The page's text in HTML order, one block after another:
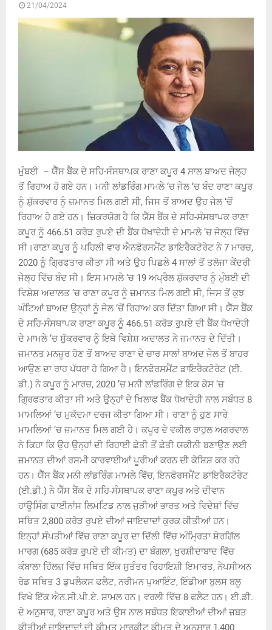
21/04/2024
ਮੁੰਬਈ – ਯੈੱਸ ਬੈਂਕ ਦੇ ਸਹਿ-ਸੰਸਥਾਪਕ ਰਾਣਾ ਕਪੂਰ 4 ਸਾਲ ਬਾਅਦ ਜੇਲ੍ਹ
ਤੋਂ ਰਿਹਾਅ ਹੋ ਗਏ ਹਨ। ਮਨੀ ਲਾਂਡਰਿੰਗ ਮਾਮਲੇ ‘ਚ ਜੇਲ ‘ਚ ਬੰਦ ਰਾਣਾ ਕਪੂਰ
ਨੂੰ ਸ਼ੁੱਕਰਵਾਰ ਨੂੰ ਜ਼ਮਾਨਤ ਮਿਲ ਗਈ ਸੀ, ਜਿਸ ਤੋਂ ਬਾਅਦ ਉਹ ਜੇਲ ‘ਚੋਂ
ਰਿਹਾਅ ਹੋ ਗਏ ਹਨ। ਜ਼ਿਕਰਯੋਗ ਹੈ ਕਿ ਯੈੱਸ ਬੈਂਕ ਦੇ ਸਹਿ-ਸੰਸਥਾਪਕ ਰਾਣਾ
ਕਪੂਰ ਨੂੰ 466.51 ਕਰੋੜ ਰੁਪਏ ਦੀ ਬੈਂਕ ਧੋਖਾਦੇਹੀ ਦੇ ਮਾਮਲੇ ’ਚ ਜੇਲ੍ਹ ਵਿੱਚ
ਸੀ।ਰਾਣਾ ਕਪੂਰ ਨੂੰ ਪਹਿਲੀ ਵਾਰ ਐਨਫੋਰਸਮੈਂਟ ਡਾਇਰੈਕਟੋਰੇਟ ਨੇ 7 ਮਾਰਚ,
2020 ਨੂੰ ਗਿ੍ਰਫਤਾਰ ਕੀਤਾ ਸੀ ਅਤੇ ਉਹ ਪਿਛਲੇ 4 ਸਾਲਾਂ ਤੋਂ ਤਲੋਜਾ ਕੇਂਦਰੀ
ਜੇਲ੍ਹ ਵਿੱਚ ਬੰਦ ਸੀ। ਇਸ ਮਾਮਲੇ ‘ਚ 19 ਅਪ੍ਰੈਲ ਸ਼ੁੱਕਰਵਾਰ ਨੂੰ ਮੁੰਬਈ ਦੀ
ਵਿਸ਼ੇਸ਼ ਅਦਾਲਤ ‘ਚ ਰਾਣਾ ਕਪੂਰ ਨੂੰ ਜ਼ਮਾਨਤ ਮਿਲ ਗਈ ਸੀ, ਜਿਸ ਤੋਂ ਕੁਝ
ਘੰਟਿਆਂ ਬਾਅਦ ਉਨ੍ਹਾਂ ਨੂੰ ਜੇਲ ‘ਚੋਂ ਰਿਹਾਅ ਕਰ ਦਿੱਤਾ ਗਿਆ ਸੀ। ਯੈੱਸ ਬੈਂਕ
ਦੇ ਸਹਿ-ਸੰਸਥਾਪਕ ਰਾਣਾ ਕਪੂਰ ਨੂੰ 466.51 ਕਰੋੜ ਰੁਪਏ ਦੀ ਬੈਂਕ ਧੋਖਾਦੇਹੀ
ਦੇ ਮਾਮਲੇ ’ਚ ਸ਼ੁੱਕਰਵਾਰ ਨੂੰ ਇਥੇ ਵਿਸ਼ੇਸ਼ ਅਦਾਲਤ ਨੇ ਜ਼ਮਾਨਤ ਦੇ ਦਿੱਤੀ।
ਜ਼ਮਾਨਤ ਮਨਜ਼ੂਰ ਹੋਣ ਤੋਂ ਬਾਅਦ ਰਾਣਾ ਦੇ ਚਾਰ ਸਾਲਾਂ ਬਾਅਦ ਜੇਲ ਤੋਂ ਬਾਹਰ
ਆਉਣ ਦਾ ਰਾਹ ਪੱਧਰਾ ਹੋ ਗਿਆ ਹੈ। ਇਨਫੋਰਸਮੈਂਟ ਡਾਇਰੈਕਟੋਰੇਟ (ਈ.
ਡੀ.) ਨੇ ਕਪੂਰ ਨੂੰ ਮਾਰਚ, 2020 ’ਚ ਮਨੀ ਲਾਂਡਰਿੰਗ ਦੇ ਇਕ ਕੇਸ ’ਚ
ਗਿ੍ਰਫਤਾਰ ਕੀਤਾ ਸੀ ਅਤੇ ਉਨ੍ਹਾਂ ਦੇ ਖਿਲਾਫ ਬੈਂਕ ਧੋਖਾਦੇਹੀ ਨਾਲ ਸਬੰਧਤ 8
ਮਾਮਲਿਆਂ ’ਚ ਮੁਕੱਦਮਾ ਦਰਜ ਕੀਤਾ ਗਿਆ ਸੀ। ਰਾਣਾ ਨੂੰ ਹੁਣ ਸਾਰੇ
ਮਾਮਲਿਆਂ ’ਚ ਜ਼ਮਾਨਤ ਮਿਲ ਗਈ ਹੈ। ਕਪੂਰ ਦੇ ਵਕੀਲ ਰਾਹੁਲ ਅਗਰਵਾਲ
ਨੇ ਕਿਹਾ ਕਿ ਉਹ ਉਨ੍ਹਾਂ ਦੀ ਰਿਹਾਈ ਛੇਤੀ ਤੋਂ ਛੇਤੀ ਯਕੀਨੀ ਬਣਾਉਣ ਲਈ
ਜ਼ਮਾਨਤ ਦੀਆਂ ਰਸਮੀ ਕਾਰਵਾਈਆਂ ਪੂਰੀਆਂ ਕਰਨ ਦੀ ਕੋਸ਼ਿਸ਼ ਕਰ ਰਹੇ
ਹਨ। ਯੈੱਸ ਬੈਂਕ ਮਨੀ ਲਾਂਡਰਿੰਗ ਮਾਮਲੇ ਵਿੱਚ, ਇਨਫੋਰਸਮੈਂਟ ਡਾਇਰੈਕਟੋਰੇਟ
(ਈ.ਡੀ.) ਨੇ ਯੈੱਸ ਬੈਂਕ ਦੇ ਸਹਿ-ਸੰਸਥਾਪਕ ਰਾਣਾ ਕਪੂਰ ਅਤੇ ਦੀਵਾਨ
ਹਾਊਸਿੰਗ ਫਾਈਨਾਂਸ ਲਿਮਟਿਡ ਨਾਲ ਜੁੜੀਆਂ ਭਾਰਤ ਅਤੇ ਵਿਦੇਸ਼ਾਂ ਵਿੱਚ
ਸਥਿਤ 2,800 ਕਰੋੜ ਰੁਪਏ ਦੀਆਂ ਜਾਇਦਾਦਾਂ ਕੁਰਕ ਕੀਤੀਆਂ ਹਨ।
ਇਨ੍ਹਾਂ ਸੰਪਤੀਆਂ ਵਿੱਚ ਰਾਣਾ ਕਪੂਰ ਦਾ ਦਿੱਲੀ ਵਿੱਚ ਅੰਮ੍ਰਿਤਾ ਸ਼ੇਰਗਿੱਲ
ਮਾਰਗ (685 ਕਰੋੜ ਰੁਪਏ ਦੀ ਕੀਮਤ) ਦਾ ਬੰਗਲਾ, ਖੁਰਸ਼ੀਦਾਬਾਦ ਵਿੱਚ
ਕੰਬਾਲਾ ਹਿੱਲਜ਼ ਵਿੱਚ ਸਥਿਤ ਇੱਕ ਸੁਤੰਤਰ ਰਿਹਾਇਸ਼ੀ ਇਮਾਰਤ, ਨੇਪਸੀਅਨ
ਰੋਡ ਸਥਿਤ 3 ਡੁਪਲੈਕਸ ਫਲੈਟ, ਨਰੀਮਨ ਪੁਆਇੰਟ, ਇੰਡੀਆ ਬੁਲਸ ਬਲੂ
ਵਿਖੇ ਇੱਕ ਐਨ.ਸੀ.ਪੀ.ਏ. ਸ਼ਾਮਲ ਹਨ। ਵਰਲੀ ਵਿੱਚ 8 ਫਲੈਟ ਹਨ। ਈ.ਡੀ.
ਦੇ ਅਨੁਸਾਰ, ਰਾਣਾ ਕਪੂਰ ਅਤੇ ਉਸ ਨਾਲ ਸਬੰਧਤ ਇਕਾਈਆਂ ਦੀਆਂ ਜ਼ਬਤ
ਕੀਤੀਆਂ ਜਾਇਦਾਦਾਂ ਦੀ ਕੀਮਤ ਮਾਰਕੀਟ ਕੀਮਤ ਦੇ ਅਨੁਸਾਰ 1,400